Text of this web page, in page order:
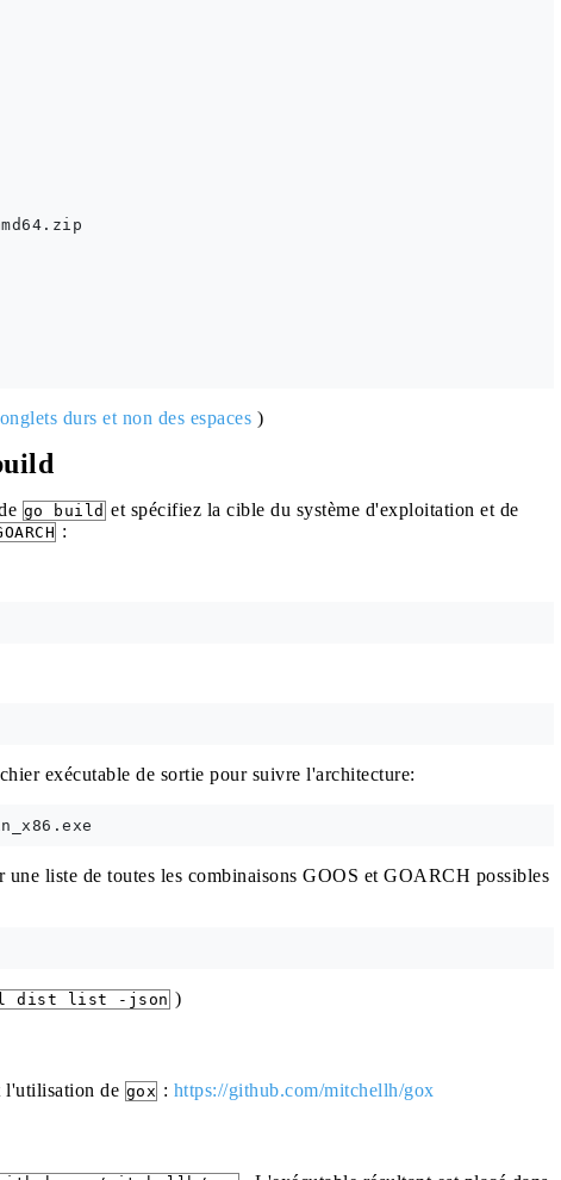
durs et non des espaces )
go build et spécifiez la cible du système d'exploitation et de
:
exécutable de sortie pour suivre l'architecture:
liste de toutes les combinaisons GOOS et GOARCH possibles
dist list -json )
l'utilisation de gox : https://github.com/mitchellh/gox